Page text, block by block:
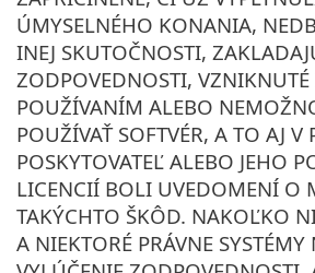
ÚMYSELNÉHO KONANIA,
INEJ SKUTOČNOSTI,
ZODPOVEDNOSTI,
POUŽÍVANÍM ALEBO
POUŽÍVAŤ SOFTVÉR, A TO AJ V
POSKYTOVATEĽ ALEBO JEHO
LICENCIÍ BOLI UVEDOMENÍ O
TAKÝCHTO ŠKÔD. NAKOĽKO
A NIEKTORÉ PRÁVNE